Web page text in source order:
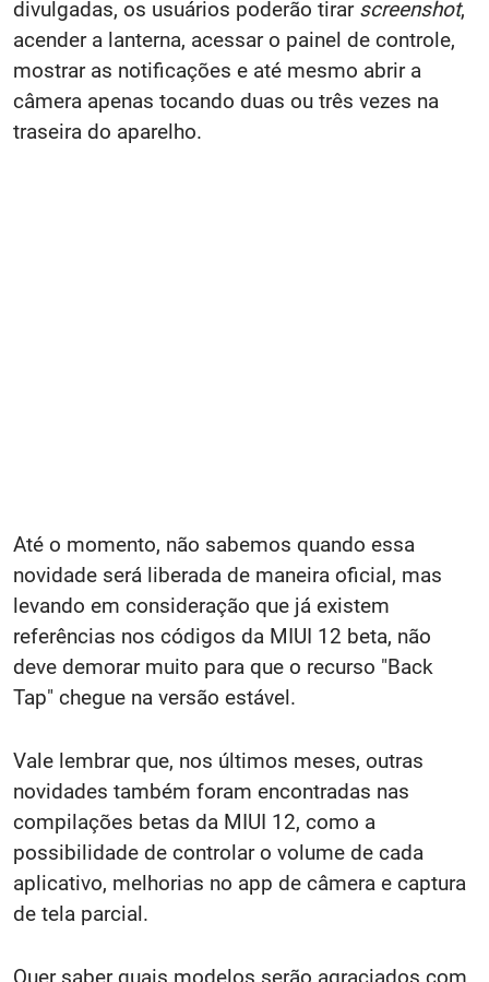
divulgadas, os usuários poderão tirar screenshot,
acender a lanterna, acessar o painel de controle,
mostrar as notificações e até mesmo abrir a
câmera apenas tocando duas ou três vezes na
traseira do aparelho.
Até o momento, não sabemos quando essa
novidade será liberada de maneira oficial, mas
levando em consideração que já existem
referências nos códigos da MIUI 12 beta, não
deve demorar muito para que o recurso "Back
Tap" chegue na versão estável.
Vale lembrar que, nos últimos meses, outras
novidades também foram encontradas nas
compilações betas da MIUI 12, como a
possibilidade de controlar o volume de cada
aplicativo, melhorias no app de câmera e captura
de tela parcial.
Quer saber quais modelos serão agraciados com